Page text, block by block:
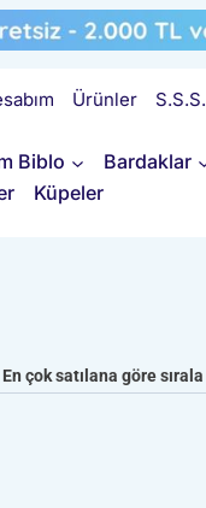
Ürünler S.S.S.
Biblo Bardaklar
Küpeler